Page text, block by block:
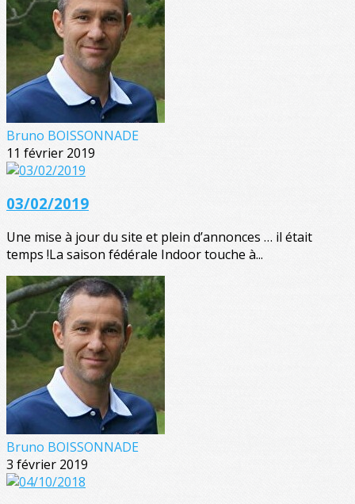
Bruno BOISSONNADE
11 février 2019
03/02/2019
Une mise à jour du site et plein d’annonces … il était
temps !La saison fédérale Indoor touche à...
Bruno BOISSONNADE
3 février 2019